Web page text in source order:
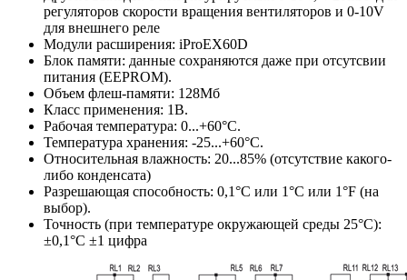
регуляторов скорости вращения вентиляторов и 0-10V
для внешнего реле
Модули расширения: iProEX60D
Блок памяти: данные сохраняются даже при отсутсвии
питания (EEPROM).
Объем флеш-памяти: 128Мб
Класс применения: 1В.
Рабочая температура: 0...+60°C.
Температура хранения: -25...+60°C.
Относительная влажность: 20...85% (отсутствие какого-
либо конденсата)
Разрешающая способность: 0,1°C или 1°C или 1°F (на
выбор).
Точность (при температуре окружающей среды 25°C):
±0,1°C ±1 цифра